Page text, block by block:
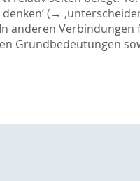
(→
anderen Verbindungen
Grundbedeutungen